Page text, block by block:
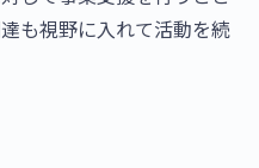
も視野に入れて活動を続